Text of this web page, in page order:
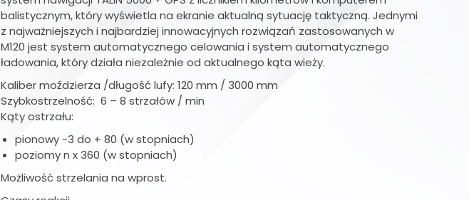
balistycznym, który wyświetla na ekranie aktualną sytuację taktyczną. Jednymi
z najważniejszych i najbardziej innowacyjnych rozwiązań zastosowanych w
M120 jest system automatycznego celowania i system automatycznego
ładowania, który działa niezależnie od aktualnego kąta wieży.
Kaliber moździerza /długość lufy: 120 mm / 3000 mm
Szybkostrzelność: 6 – 8 strzałów / min
Kąty ostrzału:
pionowy -3 do + 80 (w stopniach)
poziomy n x 360 (w stopniach)
Możliwość strzelania na wprost.